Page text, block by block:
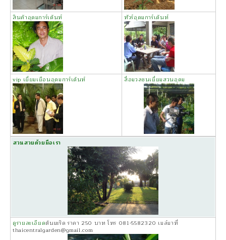
สินค้าอุดมการ์เด้นท์ ทัวร์อุดมการ์เด้นท์
vip เยี่ยมเยือนอุดมการ์เด้นท์ สื่อมวลชนเยี่ยมสวนอุดม
สวนสวยด้วยมือเรา
ดูรายละเอียดต้นมะริด ราคา 250 บาท โทร 081-5582320 เมล์มาที่
thaicentralgarden@gmail.com